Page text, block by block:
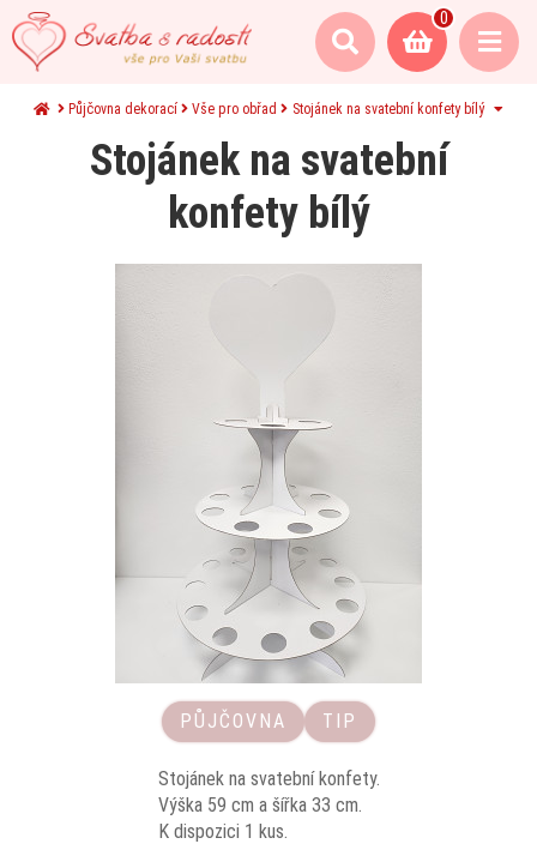
0
Půjčovna dekorací Vše pro obřad Stojánek na svatební konfety bílý
Stojánek na svatební
konfety bílý
PŮJČOVNA TIP
Stojánek na svatební konfety.
Výška 59 cm a šířka 33 cm.
K dispozici 1 kus.